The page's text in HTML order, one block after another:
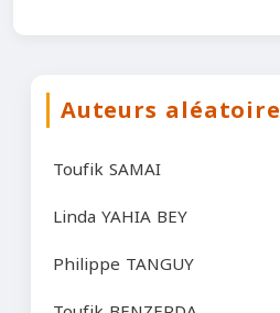
Auteurs aléatoire
Toufik SAMAI
Linda YAHIA BEY
Philippe TANGUY